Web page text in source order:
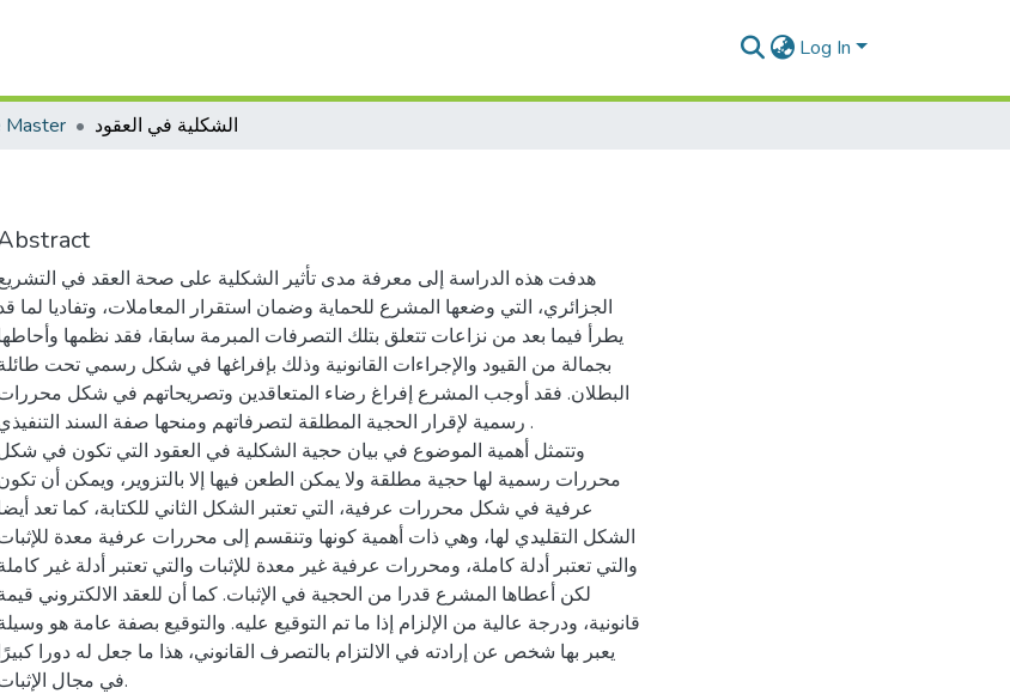
Log In
Master الشكلية في العقود
هدفت هذه الدراسة إلى معرفة مدى تأثير الشكلية على صحة العقد في
الجزائري، التي وضعها المشرع للحماية وضمان استقرار المعاملات، وتفاديا لما
يطرأ فيما بعد من نزاعات تتعلق بتلك التصرفات المبرمة سابقا، فقد نظمها
بجمالة من القيود والإجراءات القانونية وذلك بإفراغها في شكل رسمي تحت
البطلان. فقد أوجب المشرع إفراغ رضاء المتعاقدين وتصريحاتهم في شكل
رسمية لإقرار الحجية المطلقة لتصرفاتهم ومنحها صفة السند التنفيذي
وتتمثل أهمية الموضوع في بيان حجية الشكلية في العقود التي تكون في
محررات رسمية لها حجية مطلقة ولا يمكن الطعن فيها إلا بالتزوير، ويمكن أن
عرفية في شكل محررات عرفية، التي تعتبر الشكل الثاني للكتابة، كما تعد
الشكل التقليدي لها، وهي ذات أهمية كونها وتنقسم إلى محررات عرفية معدة
والتي تعتبر أدلة كاملة، ومحررات عرفية غير معدة للإثبات والتي تعتبر أدلة غير
لكن أعطاها المشرع قدرا من الحجية في الإثبات. كما أن للعقد الالكتروني
قانونية، ودرجة عالية من الإلزام إذا ما تم التوقيع عليه. والتوقيع بصفة عامة هو
يعبر بها شخص عن إرادته في الالتزام بالتصرف القانوني، هذا ما جعل له دورا
في مجال الإثبات.